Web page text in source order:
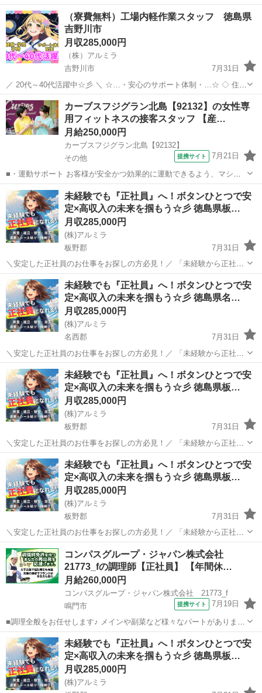
になれる？」 「すぐに働ける仕事が知りたい！」 「長期安定の職場で
働きたい！」 ⇒ そんなアナタにピッタリの正社員求人をご紹介！ ...
徳島 徳島市 工場 未経験
（寮費無料）工場内軽作業スタッフ 徳島県
吉野川市
月収285,000円
（株）アルミラ
吉野川市
7月31日
／ 20代～40代活躍中☆彡 ＼ ☆…・安心のサポート体制・…☆ ◇ 住ま
いの心配ゼロ！ ◇ • 個室1R完全無料！ • 即日入寮OK！など ◇ 所持金
ゼロでもスタートできる！ ...
徳島 吉野川市 工場 未経験
カーブスフジグラン北島【92132】の女性専
用フィットネスの接客スタッフ 【産…
月給250,000円
カーブスフジグラン北島【92132】
その他
提携サイト 7月21日
■・運動サポート お客様が安全かつ効果的に運動できるよう、マシン
の使い方をアドバイスします。運動が初めての方や苦手な方がほとん
どなので、難しい指導はありません。「今日はこの動きを意識しまし
ょう！」といったお声がけをしながら、...
徳島 その他 その他
未経験でも『正社員』へ！ボタンひとつで安
定×高収入の未来を掴もう☆彡 徳島県板…
月収285,000円
(株)アルミラ
板野郡
7月31日
＼安定した正社員のお仕事をお探しの方必見！／ 「未経験から正社員
になれる？」 「すぐに働ける仕事が知りたい！」 「長期安定の職場で
働きたい！」 ⇒ そんなアナタにピッタリの正社員求人をご紹介！ ...
徳島 板野郡 工場 未経験
未経験でも『正社員』へ！ボタンひとつで安
定×高収入の未来を掴もう☆彡 徳島県名…
月収285,000円
(株)アルミラ
名西郡
7月31日
＼安定した正社員のお仕事をお探しの方必見！／ 「未経験から正社員
になれる？」 「すぐに働ける仕事が知りたい！」 「長期安定の職場で
働きたい！」 ⇒ そんなアナタにピッタリの正社員求人をご紹介！ ...
徳島 名西郡 工場 未経験
未経験でも『正社員』へ！ボタンひとつで安
定×高収入の未来を掴もう☆彡 徳島県板…
月収285,000円
(株)アルミラ
板野郡
7月31日
＼安定した正社員のお仕事をお探しの方必見！／ 「未経験から正社員
になれる？」 「すぐに働ける仕事が知りたい！」 「長期安定の職場で
働きたい！」 ⇒ そんなアナタにピッタリの正社員求人をご紹介！ ...
徳島 板野郡 工場 未経験
未経験でも『正社員』へ！ボタンひとつで安
定×高収入の未来を掴もう☆彡 徳島県板…
月収285,000円
(株)アルミラ
板野郡
7月31日
＼安定した正社員のお仕事をお探しの方必見！／ 「未経験から正社員
になれる？」 「すぐに働ける仕事が知りたい！」 「長期安定の職場で
働きたい！」 ⇒ そんなアナタにピッタリの正社員求人をご紹介！ ...
徳島 板野郡 工場 未経験
コンパスグループ・ジャパン株式会社
21773_fの調理師【正社員】 【年間休…
月給260,000円
コンパスグループ・ジャパン株式会社 21773_f
鳴門市
提携サイト 7月19日
■調理全般をお任せします♪ メインや副菜など様々なパートがあります
が、まずは副菜からスタート。 《1日の流れ》 1.調理の準備 器具の
スイッチやガスを点けます 2.食材の確認と下ごしらえ 3.調理スタート
4.自分の持ち...
徳島 鳴門市 調理師
未経験でも『正社員』へ！ボタンひとつで安
定×高収入の未来を掴もう☆彡 徳島県板…
月収285,000円
(株)アルミラ